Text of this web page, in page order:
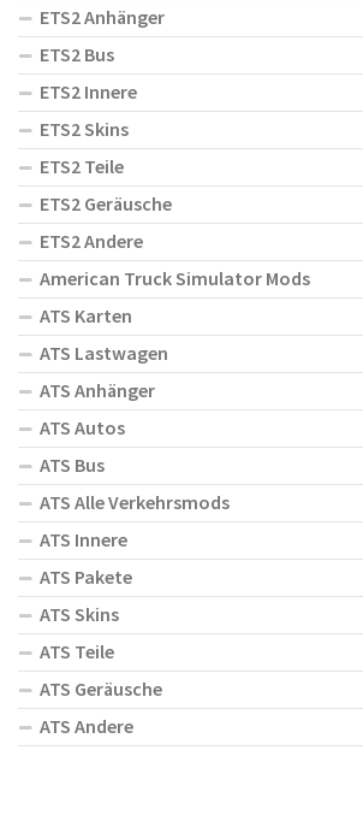
ETS2 Anhänger
ETS2 Bus
ETS2 Innere
ETS2 Skins
ETS2 Teile
ETS2 Geräusche
ETS2 Andere
American Truck Simulator Mods
ATS Karten
ATS Lastwagen
ATS Anhänger
ATS Autos
ATS Bus
ATS Alle Verkehrsmods
ATS Innere
ATS Pakete
ATS Skins
ATS Teile
ATS Geräusche
ATS Andere